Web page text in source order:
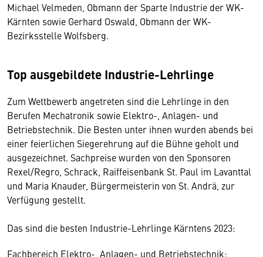
Michael Velmeden, Obmann der Sparte Industrie der WK-
Kärnten sowie Gerhard Oswald, Obmann der WK-
Bezirksstelle Wolfsberg.
Top ausgebildete Industrie-Lehrlinge
Zum Wettbewerb angetreten sind die Lehrlinge in den
Berufen Mechatronik sowie Elektro-, Anlagen- und
Betriebstechnik. Die Besten unter ihnen wurden abends bei
einer feierlichen Siegerehrung auf die Bühne geholt und
ausgezeichnet. Sachpreise wurden von den Sponsoren
Rexel/Regro, Schrack, Raiffeisenbank St. Paul im Lavanttal
und Maria Knauder, Bürgermeisterin von St. Andrä, zur
Verfügung gestellt.
Das sind die besten Industrie-Lehrlinge Kärntens 2023:
Fachbereich Elektro-, Anlagen- und Betriebstechnik: